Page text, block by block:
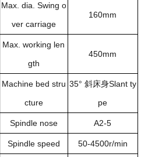
Max. dia. Swing o
ver carriage
160mm
Max. working len
gth
450mm
Machine bed stru
cture
35° 斜床身Slant ty
pe
Spindle nose A2-5
Spindle speed 50-4500r/min